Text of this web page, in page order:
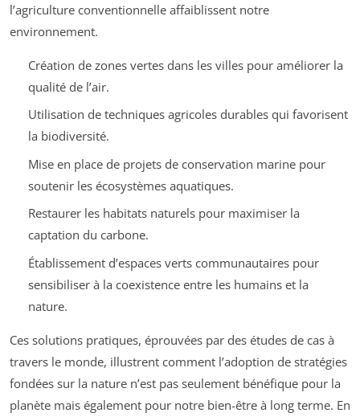
l’agriculture conventionnelle affaiblissent notre
environnement.
Création de zones vertes dans les villes pour améliorer la
qualité de l’air.
Utilisation de techniques agricoles durables qui favorisent
la biodiversité.
Mise en place de projets de conservation marine pour
soutenir les écosystèmes aquatiques.
Restaurer les habitats naturels pour maximiser la
captation du carbone.
Établissement d’espaces verts communautaires pour
sensibiliser à la coexistence entre les humains et la
nature.
Ces solutions pratiques, éprouvées par des études de cas à
travers le monde, illustrent comment l’adoption de stratégies
fondées sur la nature n’est pas seulement bénéfique pour la
planète mais également pour notre bien-être à long terme. En